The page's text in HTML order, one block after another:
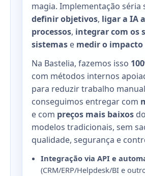
magia. Implementação séria
definir objetivos, ligar a IA
processos, integrar com os
sistemas e medir o impacto
Na Bastelia, fazemos isso
com métodos internos
para reduzir trabalho
conseguimos entregar com
e com preços mais baixos
modelos tradicionais, sem
qualidade, segurança e
Integração via API e
(CRM/ERP/Helpdesk/BI e